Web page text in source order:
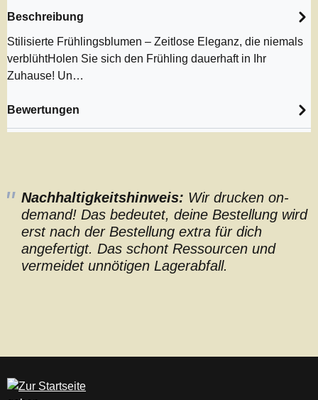
Beschreibung
Stilisierte Frühlingsblumen – Zeitlose Eleganz, die niemals
verblühtHolen Sie sich den Frühling dauerhaft in Ihr
Zuhause! Un…
Bewertungen
Nachhaltigkeitshinweis: Wir drucken on-
demand! Das bedeutet, deine Bestellung wird
erst nach der Bestellung extra für dich
angefertigt. Das schont Ressourcen und
vermeidet unnötigen Lagerabfall.